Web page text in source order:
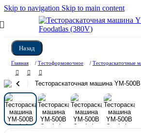
Skip to navigation Skip to main content
Назад
Главная / Тестоформовочное / Тестораскаточные